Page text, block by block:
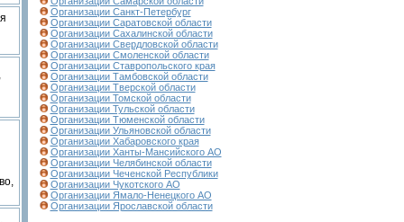
Организации Санкт-Петербург
Организации Саратовской области
Организации Сахалинской области
Организации Свердловской области
Организации Смоленской области
Организации Ставропольского края
Организации Тамбовской области
Организации Тверской области
Организации Томской области
Организации Тульской области
Организации Тюменской области
Организации Ульяновской области
Организации Хабаровского края
Организации Ханты-Мансийского АО
Организации Челябинской области
Организации Чеченской Республики
Организации Чукотского АО
Организации Ямало-Ненецкого АО
Организации Ярославской области